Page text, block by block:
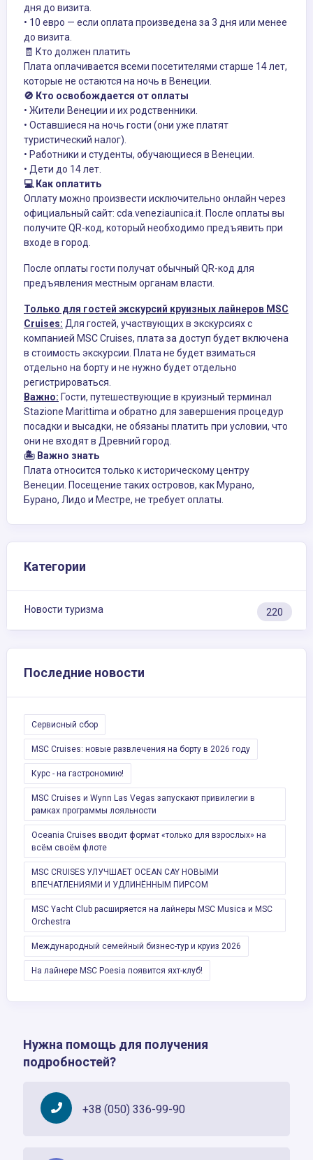
дня до визита.
• 10 евро — если оплата произведена за 3 дня или менее
до визита.
🧾 Кто должен платить
Плата оплачивается всеми посетителями старше 14 лет,
которые не остаются на ночь в Венеции.
🚫 Кто освобождается от оплаты
• Жители Венеции и их родственники.
• Оставшиеся на ночь гости (они уже платят
туристический налог).
• Работники и студенты, обучающиеся в Венеции.
• Дети до 14 лет.
💻 Как оплатить
Оплату можно произвести исключительно онлайн через
официальный сайт: cda.veneziaunica.it. После оплаты вы
получите QR-код, который необходимо предъявить при
входе в город.
После оплаты гости получат обычный QR-код для
предъявления местным органам власти.
Только для гостей экскурсий круизных лайнеров MSC
Cruises: Для гостей, участвующих в экскурсиях с
компанией MSC Cruises, плата за доступ будет включена
в стоимость экскурсии. Плата не будет взиматься
отдельно на борту и не нужно будет отдельно
регистрироваться.
Важно: Гости, путешествующие в круизный терминал
Stazione Marittima и обратно для завершения процедур
посадки и высадки, не обязаны платить при условии, что
они не входят в Древний город.
🏝️ Важно знать
Плата относится только к историческому центру
Венеции. Посещение таких островов, как Мурано,
Бурано, Лидо и Местре, не требует оплаты.
Категории
Новости туризма 220
Последние новости
Сервисный сбор
MSC Cruises: новые развлечения на борту в 2026 году
Курс - на гастрономию!
MSC Cruises и Wynn Las Vegas запускают привилегии в
рамках программы лояльности
Oceania Cruises вводит формат «только для взрослых» на
всём своём флоте
MSC CRUISES УЛУЧШАЕТ OCEAN CAY НОВЫМИ
ВПЕЧАТЛЕНИЯМИ И УДЛИНЁННЫМ ПИРCОМ
MSC Yacht Club расширяется на лайнеры MSC Musica и MSC
Orchestra
Международный семейный бизнес-тур и круиз 2026
На лайнере MSC Poesia появится яхт-клуб!
Нужна помощь для получения
подробностей?
+38 (050) 336-99-90